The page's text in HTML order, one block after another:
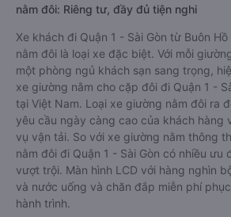
nằm đôi: Riêng tư, đầy đủ tiện nghi
Xe khách đi Quận 1 - Sài Gòn từ Buôn
nằm đôi là loại xe đặc biệt. Với mỗi
một phòng ngủ khách sạn sang trọng,
xe giường nằm cho cặp đôi đi Quận 1 -
tại Việt Nam. Loại xe giường nằm đôi ra
yêu cầu ngày càng cao của khách hàng
vụ vận tải. So với xe giường nằm thông
nằm đôi đi Quận 1 - Sài Gòn có nhiều ưu
vượt trội. Màn hình LCD với hàng nghìn
và nước uống và chăn đắp miễn phí
hành trình.